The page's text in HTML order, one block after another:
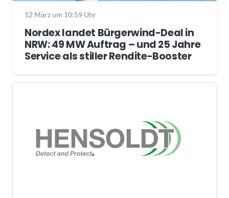
12 März um 10:59 Uhr
Nordex landet Bürgerwind-Deal in
NRW: 49 MW Auftrag – und 25 Jahre
Service als stiller Rendite-Booster